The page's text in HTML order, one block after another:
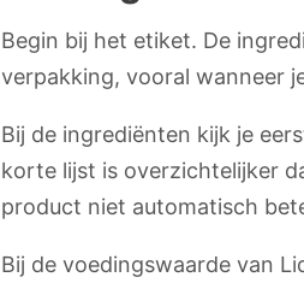
Begin bij het etiket. De
verpakking, vooral wanneer
Bij de ingrediënten kijk je
korte lijst is overzichtelijker
product niet automatisch
Bij de voedingswaarde van